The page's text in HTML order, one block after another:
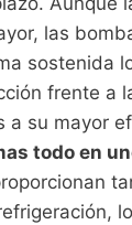
las
sostenida
frente a
a su mayor
todo en